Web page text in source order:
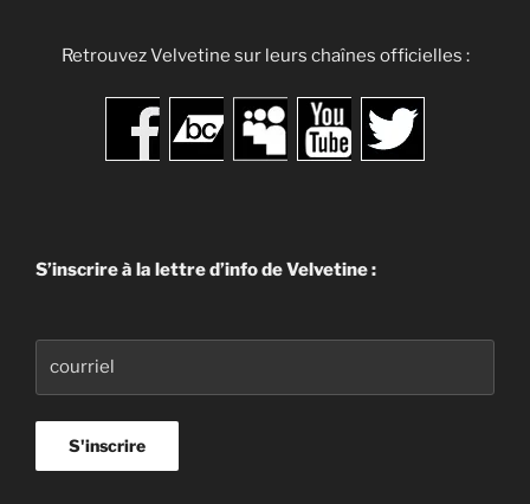
Retrouvez Velvetine sur leurs chaînes officielles :
S’inscrire à la lettre d’info de Velvetine :